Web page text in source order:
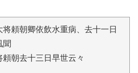
頼朝卿依飲水重病、去十一日
聞
朝去十三日早世云々